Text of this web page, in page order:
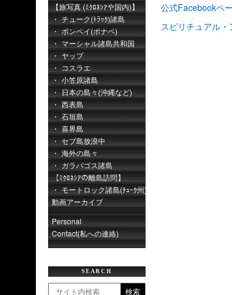
公式Facebookペ
スピリチュアル
【旅写真 (ﾐｸﾛﾈｼｱや国内)】
チューク(ﾄﾗｯｸ)諸島
ポンペイ(ポナペ)
マーシャル諸島共和国
ヤップ
コスラエ
小笠原諸島
日本の島々(沖縄など)
西表島
石垣島
喜界島
セブ島放浪中
海外の島々
ガラパゴス諸島
【ﾐｸﾛﾈｼｱの離島訪問】
モートロック諸島(ﾁｭｰｸ州)
動画アーカイブ
Personal
Contact(私への連絡)
SEARCH
検索